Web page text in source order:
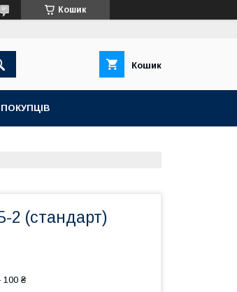
Кошик
Кошик
ПОКУПЦІВ
2 (стандарт)
100 ₴